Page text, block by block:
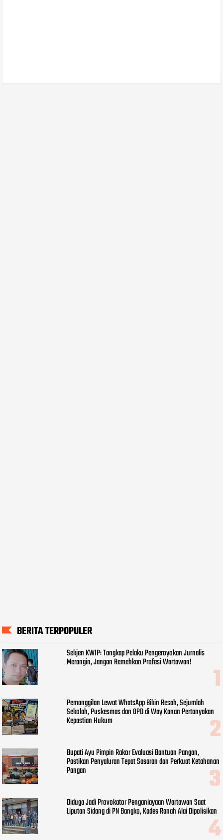
BERITA TERPOPULER
Sekjen KWIP: Tangkap Pelaku Pengeroyokan Jurnalis
Merangin, Jangan Remehkan Profesi Wartawan!
Pemanggilan Lewat WhatsApp Bikin Resah, Sejumlah
Sekolah, Puskesmas dan OPD di Way Kanan Pertanyakan
Kepastian Hukum
Bupati Ayu Pimpin Rakor Evaluasi Bantuan Pangan,
Pastikan Penyaluran Tepat Sasaran dan Perkuat Ketahanan
Pangan
Diduga Jadi Provokator Penganiayaan Wartawan Saat
Liputan Sidang di PN Bangko, Kades Ranah Alai Dipolisikan